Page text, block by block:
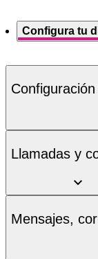
Configura tu
Llamadas y
Mensajes,